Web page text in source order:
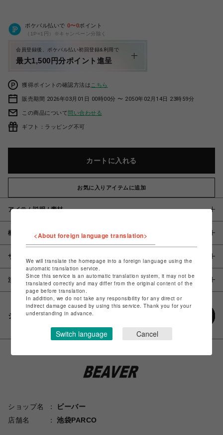
ポケパル払いで 0〜0ポイント
（1P=1円）※キャンペーン分除く
会員登録後、ポケパル払い初回登録&利用で
最大1,500円分ポイント進呈
獲得ポイントの確認方法は こちら
販売期間 2026年03月01日 00時00分 〜 2050年02月14日 23時59分
この商品について問い合わせる
ギフト：ラッピング不可
カートに入れる
お気に入りアイテムに追加
アイテム説明 / 素材
概要
サイズ
注意事項
シェアする
ショップ名
ビーバー
店舗名
池袋PARCO
<About foreign language translation>
We will translate the homepage into a foreign language using the
automatic translation service.
Since this service is an automatic translation system, it may not be
translated correctly and may differ from the original content of the
page before translation.
In addition, we do not take any responsibility for any direct or
indirect damage caused by using this service. Thank you for your
understanding in advance.
Switch language Cancel